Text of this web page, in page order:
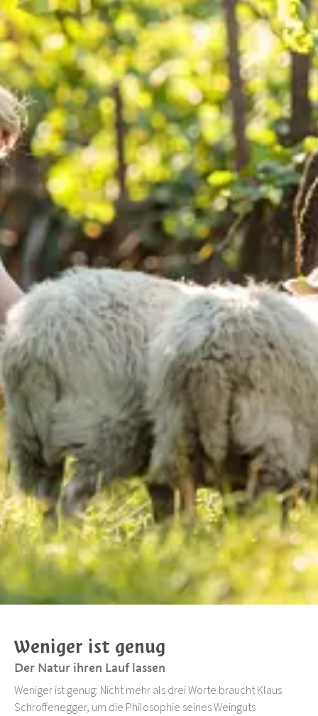
Weniger ist genug
Der Natur ihren Lauf lassen
Weniger ist genug: Nicht mehr als drei Worte braucht Klaus
Schroffenegger, um die Philosophie seines Weinguts